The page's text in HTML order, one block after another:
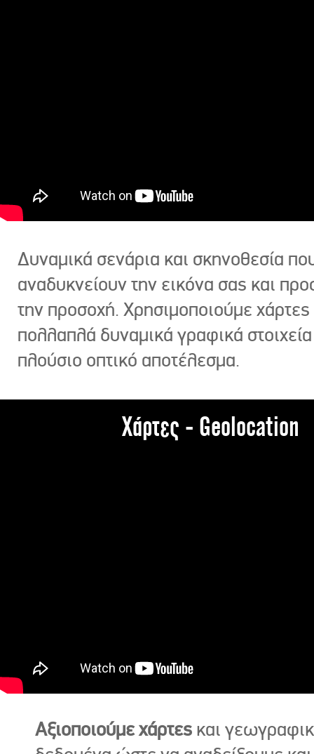
Δυναμικά σενάρια και σκηνοθεσία
αναδυκνείουν την εικόνα σας και
την προσοχή. Χρησιμοποιούμε χάρτες
πολλαπλά δυναμικά γραφικά στοιχεία
πλούσιο οπτικό αποτέλεσμα.
Χάρτες - Geolocation
Αξιοποιούμε χάρτες και